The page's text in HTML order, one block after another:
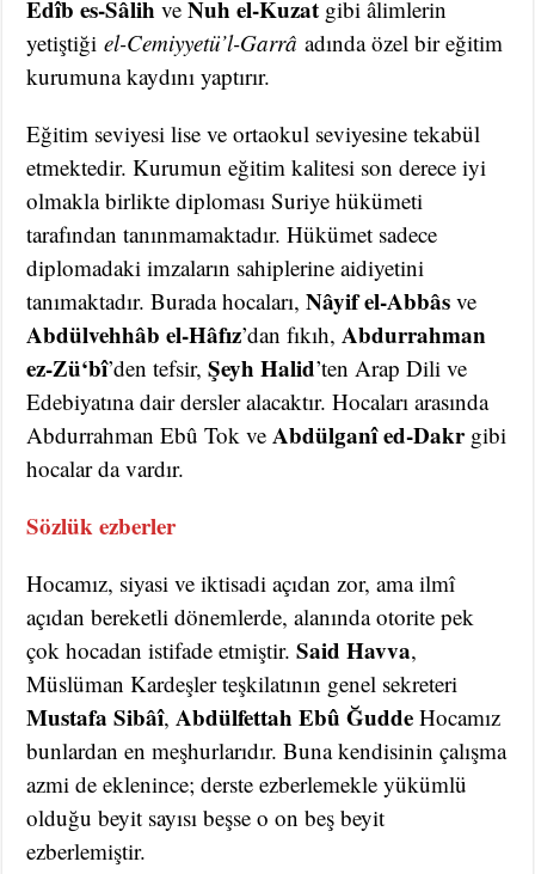
Edîb es-Sâlih veNuh el-Kuzat gibi âlimlerin
yetiştiğiel-Cemiyyetü’l-Garrâ adında özel bir eğitim
kurumuna kaydını yaptırır.
Eğitim seviyesi lise ve ortaokul seviyesine tekabül
etmektedir. Kurumun eğitim kalitesi son derece iyi
olmakla birlikte diploması Suriye hükümeti
tarafından tanınmamaktadır. Hükümet sadece
diplomadaki imzaların sahiplerine aidiyetini
tanımaktadır. Burada hocaları,Nâyif el-Abbâsve
Abdülvehhâb el-Hâfız’dan fıkıh,Abdurrahman
ez-Zü‘bî’den tefsir,Şeyh Halid’ten Arap Dili ve
Edebiyatına dair dersler alacaktır. Hocaları arasında
Abdurrahman Ebû Tok veAbdülganî ed-Dakr gibi
hocalar da vardır.
Sözlük ezberler
Hocamız, siyasi ve iktisadi açıdan zor, ama ilmî
açıdan bereketli dönemlerde, alanında otorite pek
çok hocadan istifade etmiştir.Said Havva,
Müslüman Kardeşler teşkilatının genel sekreteri
Mustafa Sibâî,Abdülfettah Ebû Ğudde Hocamız
bunlardan en meşhurlarıdır. Buna kendisinin çalışma
azmi de eklenince; derste ezberlemekle yükümlü
olduğu beyit sayısı beşse o on beş beyit
ezberlemiştir.